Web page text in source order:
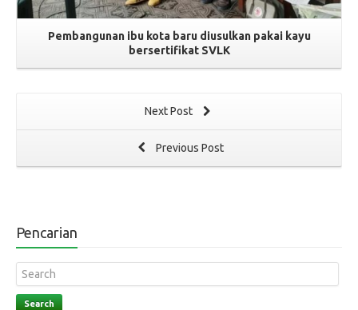
Pembangunan ibu kota baru diusulkan pakai kayu
bersertifikat SVLK
Next Post
Previous Post
Pencarian
Search